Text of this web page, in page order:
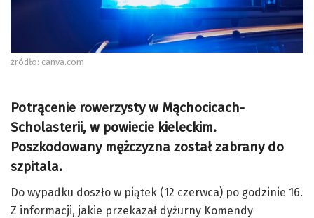
źródło: canva.com
Potrącenie rowerzysty w Mąchocicach-
Scholasterii, w powiecie kieleckim.
Poszkodowany mężczyzna został zabrany do
szpitala.
Do wypadku doszło w piątek (12 czerwca) po godzinie 16.
Z informacji, jakie przekazał dyżurny Komendy